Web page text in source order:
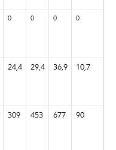
0 0 0 0
24,4 29,4 36,9 10,7
309 453 677 90